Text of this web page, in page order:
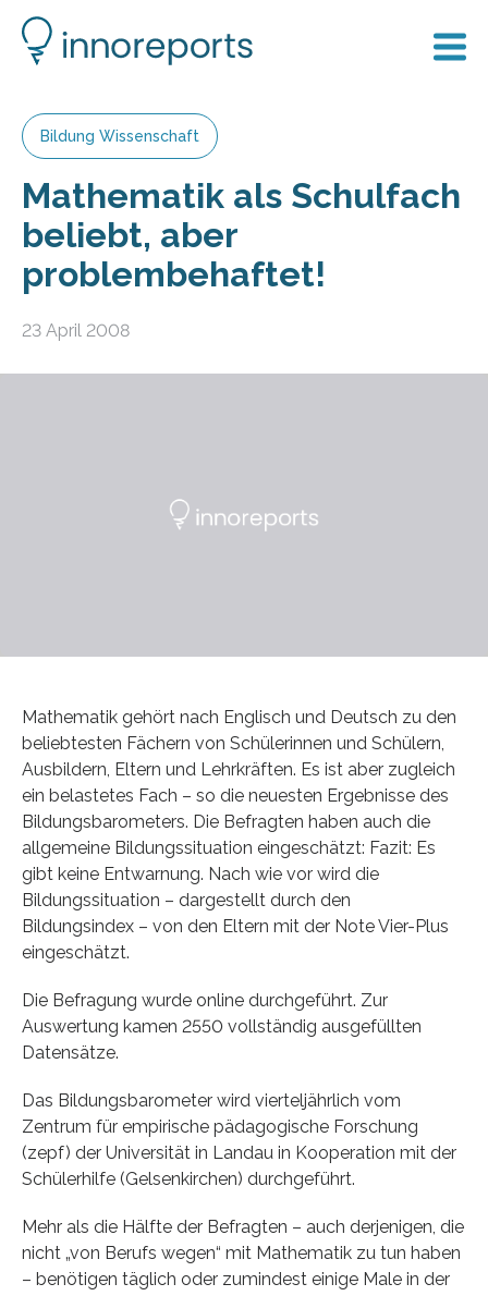
Bildung Wissenschaft
Mathematik als Schulfach
beliebt, aber
problembehaftet!
23 April 2008
Mathematik gehört nach Englisch und Deutsch zu den
beliebtesten Fächern von Schülerinnen und Schülern,
Ausbildern, Eltern und Lehrkräften. Es ist aber zugleich
ein belastetes Fach – so die neuesten Ergebnisse des
Bildungsbarometers. Die Befragten haben auch die
allgemeine Bildungssituation eingeschätzt: Fazit: Es
gibt keine Entwarnung. Nach wie vor wird die
Bildungssituation – dargestellt durch den
Bildungsindex – von den Eltern mit der Note Vier-Plus
eingeschätzt.
Die Befragung wurde online durchgeführt. Zur
Auswertung kamen 2550 vollständig ausgefüllten
Datensätze.
Das Bildungsbarometer wird vierteljährlich vom
Zentrum für empirische pädagogische Forschung
(zepf) der Universität in Landau in Kooperation mit der
Schülerhilfe (Gelsenkirchen) durchgeführt.
Mehr als die Hälfte der Befragten – auch derjenigen, die
nicht „von Berufs wegen“ mit Mathematik zu tun haben
– benötigen täglich oder zumindest einige Male in der